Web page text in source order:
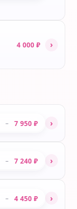
4 000 ₽ ›
– 7 950 ₽ ›
– 7 240 ₽ ›
– 4 450 ₽ ›